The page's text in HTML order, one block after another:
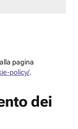
pagina
policy/.
dei